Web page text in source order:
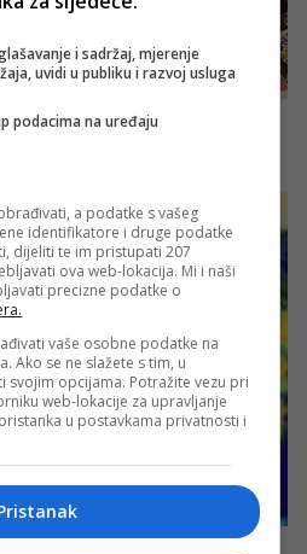
i sadržaj, mjerenje
uvidi u publiku i razvoj usluga
podacima na uređaju
a podatke s vašeg
identifikatore i druge podatke
dijeliti te im pristupati 207
ova web-lokacija. Mi i naši
precizne podatke o
vaše osobne podatke na
Ako se ne slažete s tim, u
svojim opcijama. Potražite vezu pri
web-lokacije za upravljanje
u postavkama privatnosti i